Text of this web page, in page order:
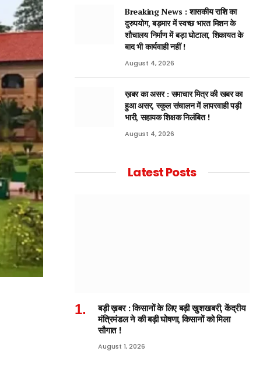
Breaking News : शासकीय राशि का
दुरुपयोग, बड़मार में स्वच्छ भारत मिशन के
शौचालय निर्माण में बड़ा घोटाला, शिकायत के
बाद भी कार्यवाही नहीं !
August 4, 2026
ख़बर का असर : समाचार मित्र की खबर का
हुआ असर, स्कूल संचालन में लापरवाही पड़ी
भारी, सहायक शिक्षक निलंबित !
August 4, 2026
Latest Posts
बड़ी ख़बर : किसानों के लिए बड़ी खुशखबरी, केंद्रीय
मंत्रिमंडल ने की बड़ी घोषणा, किसानों को मिला
सौगात !
August 1, 2026